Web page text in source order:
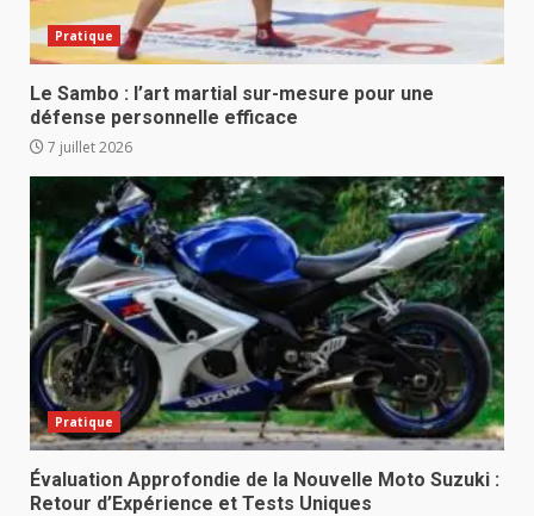
Pratique
Le Sambo : l’art martial sur-mesure pour une
défense personnelle efficace
7 juillet 2026
Pratique
Évaluation Approfondie de la Nouvelle Moto Suzuki :
Retour d’Expérience et Tests Uniques